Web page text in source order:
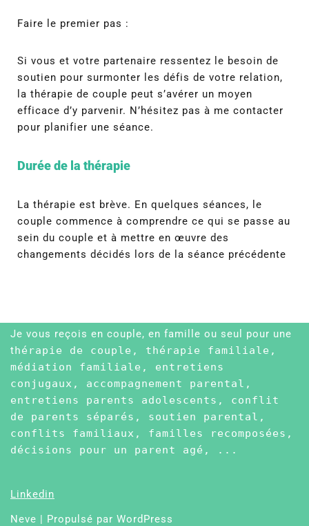
Faire le premier pas :
Si vous et votre partenaire ressentez le besoin de
soutien pour surmonter les défis de votre relation,
la thérapie de couple peut s’avérer un moyen
efficace d’y parvenir. N’hésitez pas à me contacter
pour planifier une séance.
Durée de la thérapie
La thérapie est brève. En quelques séances, le
couple commence à comprendre ce qui se passe au
sein du couple et à mettre en œuvre des
changements décidés lors de la séance précédente
Je vous reçois en couple, en famille ou seul pour une
thérapie de couple, thérapie familiale,
médiation familiale, entretiens
conjugaux, accompagnement parental,
entretiens parents adolescents, conflit
de parents séparés, soutien parental,
conflits familiaux, familles recomposées,
décisions pour un parent agé, ...
Linkedin
Neve | Propulsé par WordPress